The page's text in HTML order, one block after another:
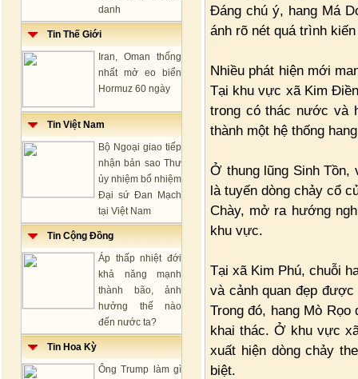
danh
Tin Thế Giới
Iran, Oman thống
nhất mở eo biển
Hormuz 60 ngày
Tin Việt Nam
Bộ Ngoại giao tiếp
nhận bản sao Thư
ủy nhiệm bổ nhiệm
Đại sứ Đan Mạch
tại Việt Nam
Tin Cộng Đồng
Áp thấp nhiệt đới
khả năng mạnh
thành bão, ảnh
hưởng thế nào
đến nước ta?
Tin Hoa Kỳ
Ông Trump làm gì
Đáng chú ý, hang Má
ánh rõ nét quá trình
Nhiều phát hiện mới
Tại khu vực xã Kim
trong có thác nước và
thành một hệ thống
Ở thung lũng Sinh Tồn,
là tuyến dòng chảy cổ
Chày, mở ra hướng
khu vực.
Tại xã Kim Phú, chuỗi
và cảnh quan đẹp
Trong đó, hang Mò
khai thác. Ở khu vực
xuất hiện dòng chảy
biệt.